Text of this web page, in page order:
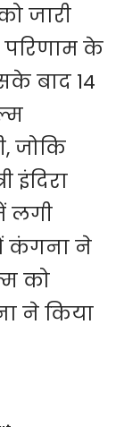
जारी
के
बाद 14
जोकि
इंदिरा
लगी
कंगना ने
को
ने किया